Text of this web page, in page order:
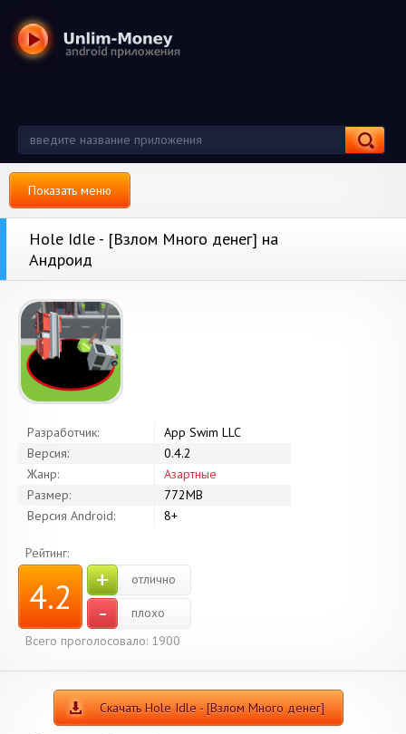
Показать меню
Hole Idle - [Взлом Много денег] на
Андроид
Разработчик:
App Swim LLC
Версия:
0.4.2
Жанр:
Азартные
Размер:
772MB
Версия Android:
8+
Рейтинг:
4.2 + отлично
-
плохо
Всего проголосовало: 1900
Скачать Hole Idle - [Взлом Много денег]